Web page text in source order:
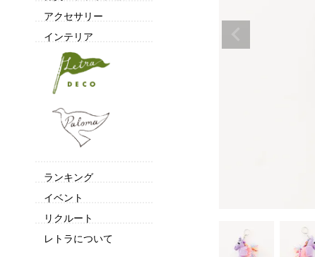
アクセサリー
インテリア
ランキング
イベント
リクルート
レトラについて